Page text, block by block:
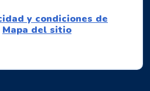
y condiciones de
Mapa del sitio